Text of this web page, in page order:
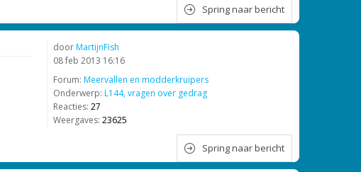
Spring naar bericht
doorMartijnFish
08 feb 2013 16:16
Forum: Meervallen en modderkruipers
Onderwerp: L144, vragen over gedrag
Reacties: 27
Weergaves: 23625
Spring naar bericht